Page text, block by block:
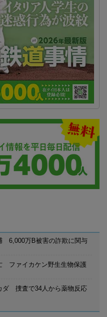
6,000万B被害の詐欺に関与
ファイカケン野生生物保護
ダ 捜査で34人から薬物反応